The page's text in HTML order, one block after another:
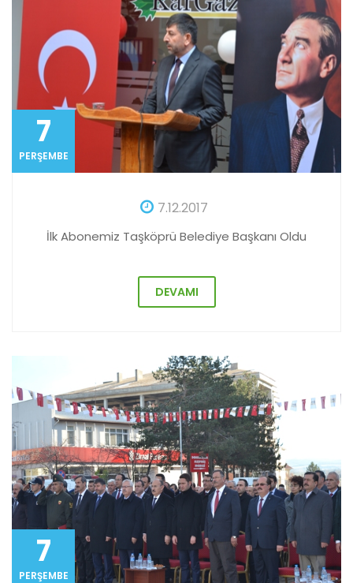
7
PERŞEMBE
7.12.2017
İlk Abonemiz Taşköprü Belediye Başkanı Oldu
DEVAMI
7
PERŞEMBE